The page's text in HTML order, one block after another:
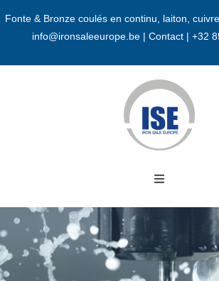
Fonte & Bronze coulés en continu, laiton,
info@ironsaleeurope.be| Contact | +32
Toggle
A propos